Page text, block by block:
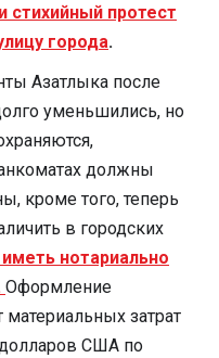
стихийный протест
города.
Азатлыка после
уменьшились, но
должны
кроме того, теперь
в городских
нотариально
Оформление
затрат
США по